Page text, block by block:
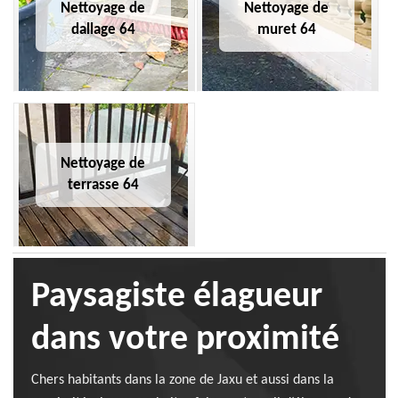
Nettoyage de
dallage 64
Nettoyage de
muret 64
Nettoyage de
terrasse 64
Paysagiste élagueur
dans votre proximité
Chers habitants dans la zone de Jaxu et aussi dans la